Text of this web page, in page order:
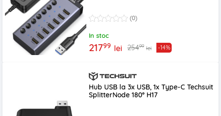
(0)
In stoc
21799 lei 25499 lei -14%
Hub USB la 3x USB, 1x Type-C Techsuit
SplitterNode 180° H17